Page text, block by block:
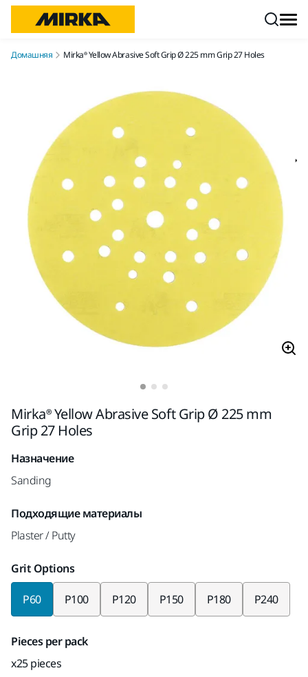
Домашняя Mirka® Yellow Abrasive Soft Grip Ø 225 mm Grip 27 Holes
Mirka® Yellow Abrasive Soft Grip Ø 225 mm
Grip 27 Holes
Назначение
Sanding
Подходящие материалы
Plaster / Putty
Grit Options
P60 P100 P120 P150 P180 P240
Pieces per pack
x25 pieces